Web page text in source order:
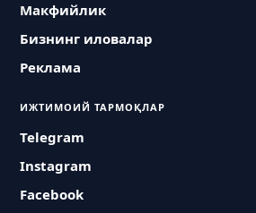
Макфийлик
Бизнинг иловалар
Реклама
ИЖТИМОИЙ ТАРМОҚЛАР
Telegram
Instagram
Facebook